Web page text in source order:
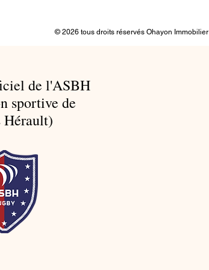
© 2026 tous droits réservés Ohayon Immobilier
de l'ASBH
sportive de
Hérault)